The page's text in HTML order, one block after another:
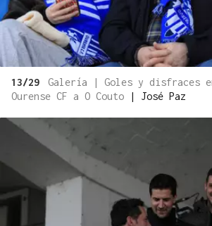
13/29
Galería | Goles y disfraces
Ourense CF a O Couto
| José Paz